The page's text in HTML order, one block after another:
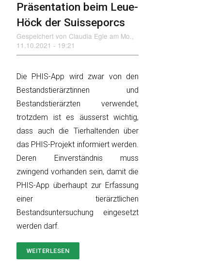
Präsentation beim Leue-
Höck der Suisseporcs
Gespeichert von Claudia Egle am Mo.,
11.10.2021 - 19:21
Die PHIS-App wird zwar von den
Bestandstierärztinnen und
Bestandstierärzten verwendet,
trotzdem ist es äusserst wichtig,
dass auch die Tierhaltenden über
das PHIS-Projekt informiert werden.
Deren Einverständnis muss
zwingend vorhanden sein, damit die
PHIS-App überhaupt zur Erfassung
einer tierärztlichen
Bestandsuntersuchung eingesetzt
werden darf.
WEITERLESEN
PRÄSENTATION